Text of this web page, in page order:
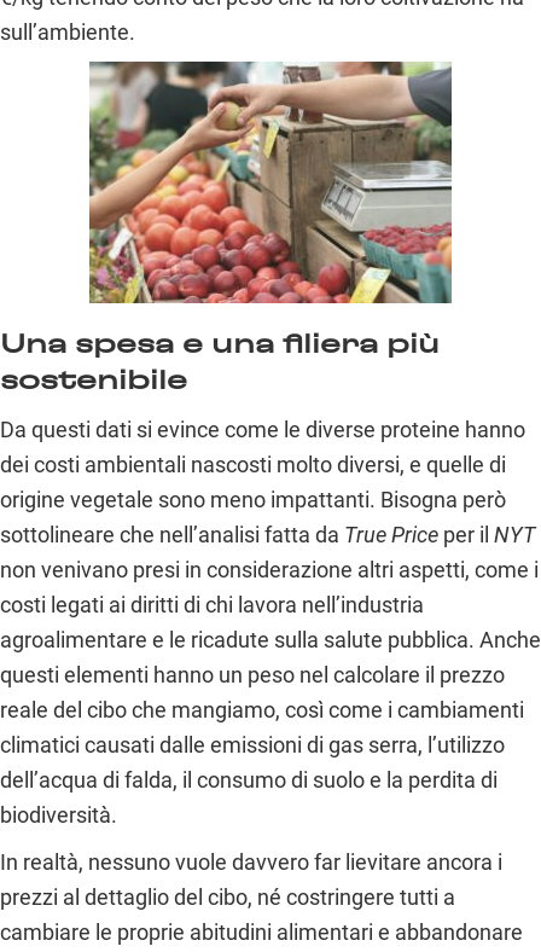
sull’ambiente.
Una spesa e una filiera più
sostenibile
Da questi dati si evince come le diverse proteine hanno
dei costi ambientali nascosti molto diversi, e quelle di
origine vegetale sono meno impattanti. Bisogna però
sottolineare che nell’analisi fatta da True Price per il NYT
non venivano presi in considerazione altri aspetti, come i
costi legati ai diritti di chi lavora nell’industria
agroalimentare e le ricadute sulla salute pubblica. Anche
questi elementi hanno un peso nel calcolare il prezzo
reale del cibo che mangiamo, così come i cambiamenti
climatici causati dalle emissioni di gas serra, l’utilizzo
dell’acqua di falda, il consumo di suolo e la perdita di
biodiversità.
In realtà, nessuno vuole davvero far lievitare ancora i
prezzi al dettaglio del cibo, né costringere tutti a
cambiare le proprie abitudini alimentari e abbandonare